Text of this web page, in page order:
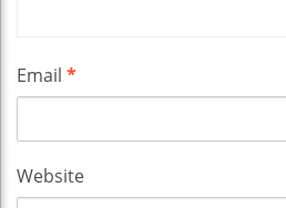
Email *
Website